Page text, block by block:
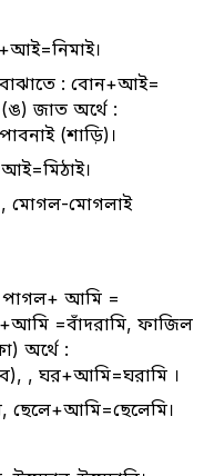
বোঝাতে : বোন+আই=
জাত অর্থে :
(শাড়ি)।
মোগল-মোগলাই
পাগল+ আমি =
=বাঁদরামি, ফাজিল
অর্থে :
, ঘর+আমি=ঘরামি ।
ছেলে+আমি=ছেলেমি।